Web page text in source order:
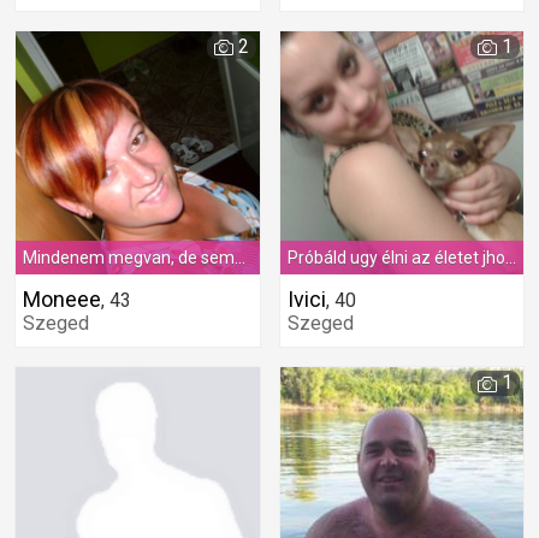
Moneee, 43
Szeged
2
Ivici, 40
Szeged
1
1